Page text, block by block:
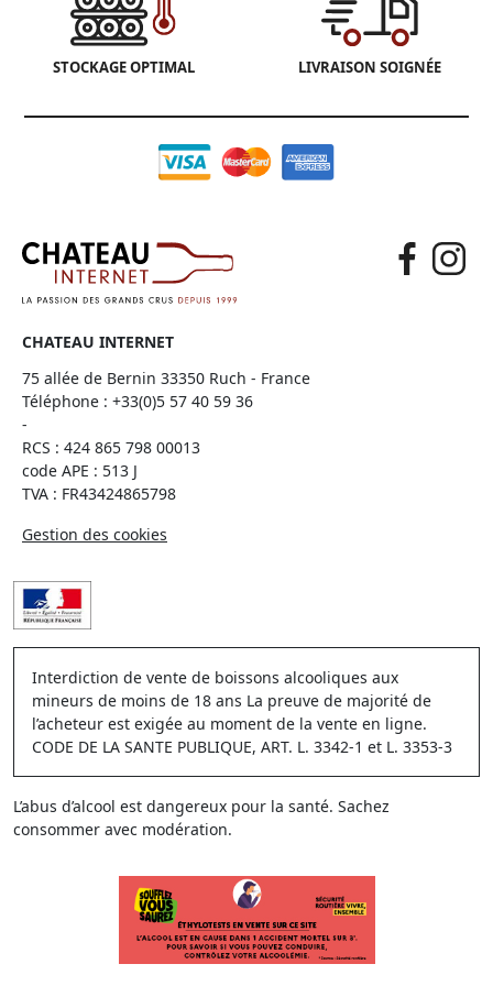
STOCKAGE OPTIMAL LIVRAISON SOIGNÉE
CHATEAU INTERNET
75 allée de Bernin 33350 Ruch - France
Téléphone : +33(0)5 57 40 59 36
-
RCS : 424 865 798 00013
code APE : 513 J
TVA : FR43424865798
Gestion des cookies
Interdiction de vente de boissons alcooliques aux
mineurs de moins de 18 ans La preuve de majorité de
l’acheteur est exigée au moment de la vente en ligne.
CODE DE LA SANTE PUBLIQUE, ART. L. 3342-1 et L. 3353-3
L’abus d’alcool est dangereux pour la santé. Sachez
consommer avec modération.